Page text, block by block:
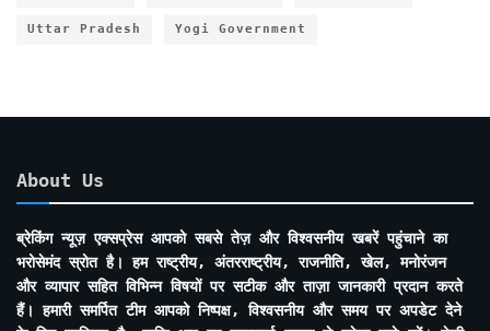
Uttar Pradesh Yogi Government
About Us
ब्रेकिंग न्यूज़ एक्सप्रेस आपको सबसे तेज़ और विश्वसनीय खबरें पहुंचाने का
भरोसेमंद स्रोत है। हम राष्ट्रीय, अंतरराष्ट्रीय, राजनीति, खेल, मनोरंजन
और व्यापार सहित विभिन्न विषयों पर सटीक और ताज़ा जानकारी प्रदान करते
हैं। हमारी समर्पित टीम आपको निष्पक्ष, विश्वसनीय और समय पर अपडेट देने